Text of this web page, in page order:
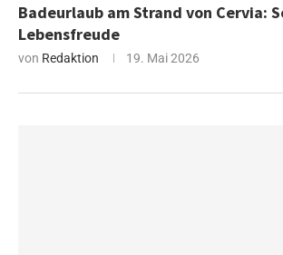
Badeurlaub am Strand von Cervia:
Lebensfreude
von Redaktion 19. Mai 2026